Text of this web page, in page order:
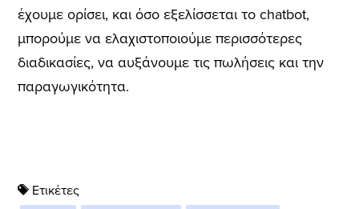
έχουμε ορίσει, και όσο εξελίσσεται το chatbot,
μπορούμε να ελαχιστοποιούμε περισσότερες
διαδικασίες, να αυξάνουμε τις πωλήσεις και την
παραγωγικότητα.
Ετικέτες